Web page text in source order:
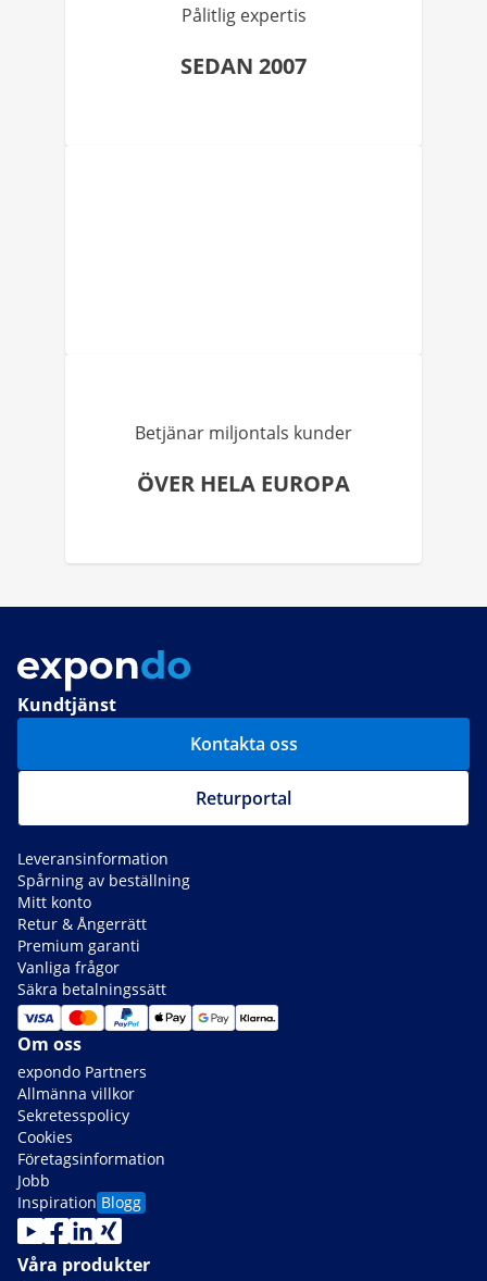
Pålitlig expertis
SEDAN 2007
Betjänar miljontals kunder
ÖVER HELA EUROPA
Kundtjänst
Kontakta oss
Returportal
Leveransinformation
Spårning av beställning
Mitt konto
Retur & Ångerrätt
Premium garanti
Vanliga frågor
Säkra betalningssätt
Om oss
expondo Partners
Allmänna villkor
Sekretesspolicy
Cookies
Företagsinformation
Jobb
Inspiration Blogg
Våra produkter